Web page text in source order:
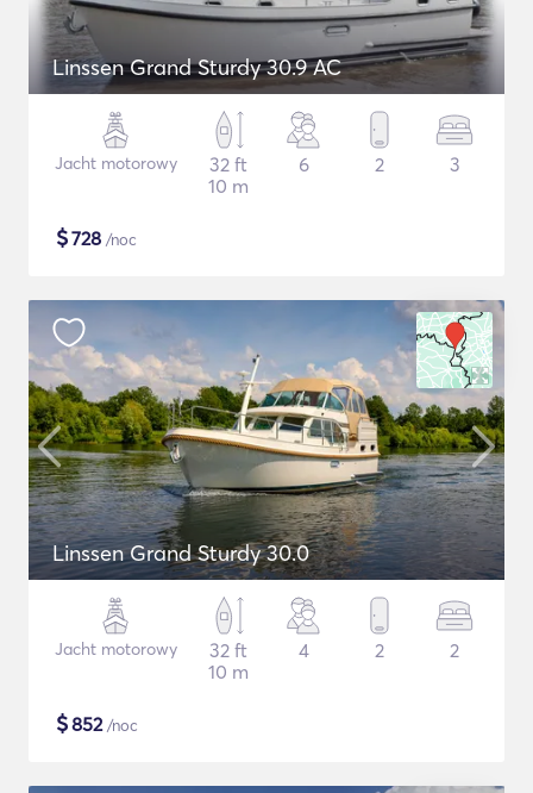
Linssen Grand Sturdy 30.9 AC
Jacht motorowy
32 ft
10 m
6 2 3
$728 /noc
Linssen Grand Sturdy 30.0
Jacht motorowy
32 ft
10 m
4 2 2
$852/noc